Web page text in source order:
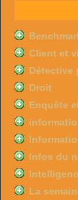
Client et
Détective
Droit
Enquête
Infos du
La